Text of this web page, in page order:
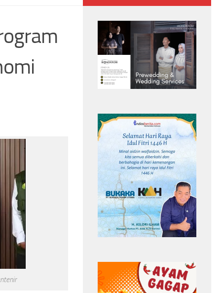
5 Tren Kebaya 2026 yang Bikin
Penampilan Makin Anggun,Nomor 3 Jadi
Headline
Timnas Singapura